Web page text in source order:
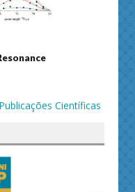
Científicas